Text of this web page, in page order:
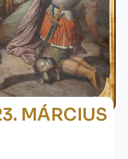
MÁRCIUS